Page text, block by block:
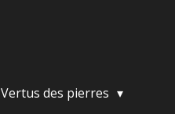
Vertus des pierres